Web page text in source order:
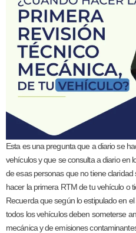
Esta es una pregunta que a diario se
vehículos y que se consulta a diario en
de esas personas que no tiene
hacer la primera RTM de tu vehículo o
Recuerda que según lo estipulado en
todos los vehículos deben someterse
mecánica y de emisiones